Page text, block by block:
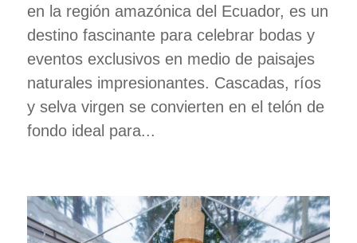
en la región amazónica del Ecuador, es un
destino fascinante para celebrar bodas y
eventos exclusivos en medio de paisajes
naturales impresionantes. Cascadas, ríos
y selva virgen se convierten en el telón de
fondo ideal para...